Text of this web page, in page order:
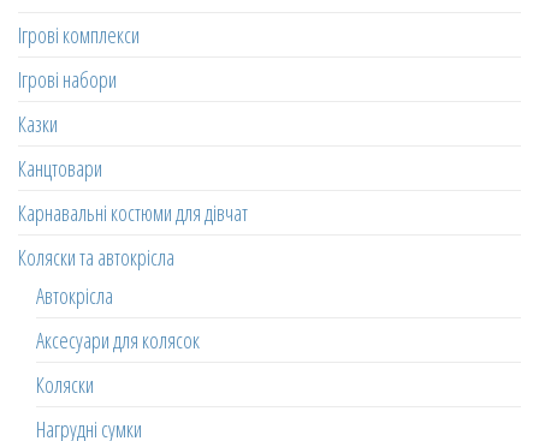
Ігрові комплекси
Ігрові набори
Казки
Канцтовари
Карнавальні костюми для дівчат
Коляски та автокрісла
Автокрісла
Аксесуари для колясок
Коляски
Нагрудні сумки